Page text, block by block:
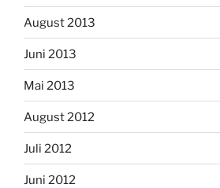
August 2013
Juni 2013
Mai 2013
August 2012
Juli 2012
Juni 2012